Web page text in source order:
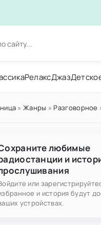
РелаксДжаз
»Жанры » Разговорное
любимые
и
или
и история будут
устройствах.